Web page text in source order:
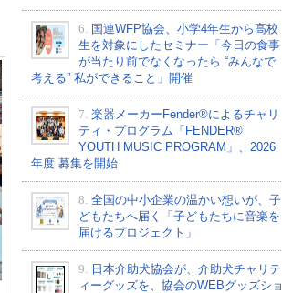
6. 国連WFP協会、小学4年生から高校
生を対象にしたセミナー「今日の食事
が当たり前でなくなったら “みんなで
考える” 私ができること」開催
7. 楽器メーカーFender®によるチャリ
ティ・プログラム「FENDER®︎
YOUTH MUSIC PROGRAM」、2026
年度 募集を開始
8. 全国の中小企業の温かい想いが、子
どもたちへ届く「子どもたちに音楽を
届けるプロジェクト」
9.
日本介助犬協会が、介助犬チャリテ
ィーグッズを、協会のWEBグッズショ